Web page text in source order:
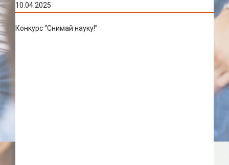
10.04.2025
Конкурс “Снимай науку!”